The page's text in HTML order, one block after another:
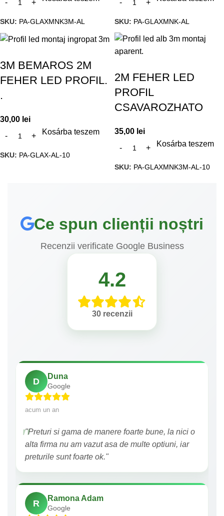
SKU: PA-GLAXMNK3M-AL SKU: PA-GLAXMNK-AL
3M BEMAROS 2M
FEHER LED PROFIL.
.
30,00 lei
Kosárba teszem
SKU: PA-GLAX-AL-10
2M FEHER LED
PROFIL
CSAVAROZHATO
35,00 lei
Kosárba teszem
SKU: PA-GLAXMNK3M-AL-10
Ce spun clienții noștri
Recenzii verificate Google Business
4.2
30 recenzii
D
Duna
Google
acum un an
"Preturi si gama de manere foarte bune, la nici o
alta firma nu am vazut asa de multe optiuni, iar
preturile sunt foarte ok."
R
Ramona Adam
Google